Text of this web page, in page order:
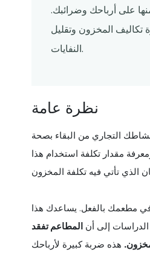
على أرباحك وضرائبك.
تكاليف المخزون وتقليل
النفايات.
نظرة عامة
التجاري من البقاء بصحة
مقدار تكلفة استخدام هذا
في مطعمك بالفعل. يساعدك هذا
إلى أن المطاعم تفقد